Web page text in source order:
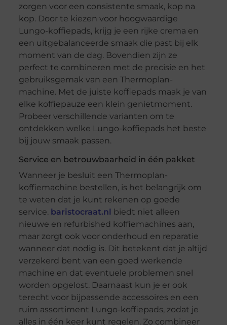
zorgen voor een consistente smaak, kop na
kop. Door te kiezen voor hoogwaardige
Lungo-koffiepads, krijg je een rijke crema en
een uitgebalanceerde smaak die past bij elk
moment van de dag. Bovendien zijn ze
perfect te combineren met de precisie en het
gebruiksgemak van een Thermoplan-
machine. Met de juiste koffiepads maak je van
elke koffiepauze een klein genietmoment.
Probeer verschillende varianten om te
ontdekken welke Lungo-koffiepads het beste
bij jouw smaak passen.
Service en betrouwbaarheid in één pakket
Wanneer je besluit een Thermoplan-
koffiemachine bestellen, is het belangrijk om
te weten dat je kunt rekenen op goede
service. baristocraat.nl biedt niet alleen
nieuwe en refurbished koffiemachines aan,
maar zorgt ook voor onderhoud en reparatie
wanneer dat nodig is. Dit betekent dat je altijd
verzekerd bent van een goed werkende
machine en dat eventuele problemen snel
worden opgelost. Daarnaast kun je er ook
terecht voor bijpassende accessoires en een
ruim assortiment Lungo-koffiepads, zodat je
alles in één keer kunt regelen. Zo combineer